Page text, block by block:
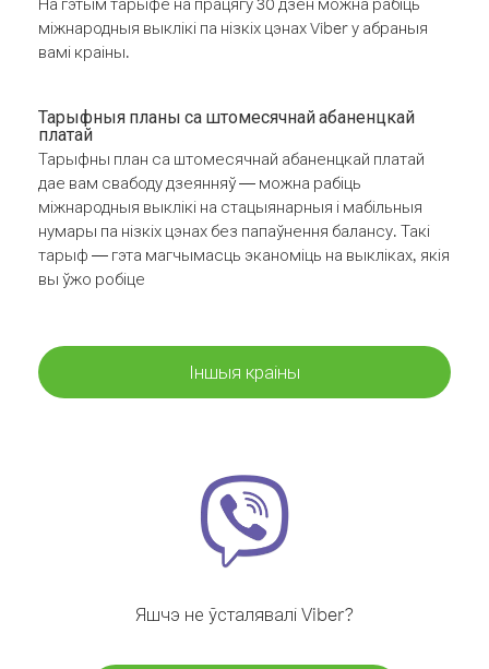
міжнародныя выклікі па нізкіх цэнах Viber у абраныя
вамі краіны.
Тарыфныя планы са штомесячнай абаненцкай
платай
Тарыфны план са штомесячнай абаненцкай платай
дае вам свабоду дзеянняў — можна рабіць
міжнародныя выклікі на стацыянарныя і мабільныя
нумары па нізкіх цэнах без папаўнення балансу. Такі
тарыф — гэта магчымасць эканоміць на выкліках, якія
вы ўжо робіце
Іншыя краіны
Яшчэ не ўсталявалі Viber?